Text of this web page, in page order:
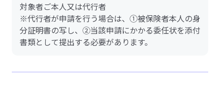
対象者ご本人又は代行者
※代行者が申請を行う場合は、①被保険者本人の身
分証明書の写し、②当該申請にかかる委任状を添付
書類として提出する必要があります。